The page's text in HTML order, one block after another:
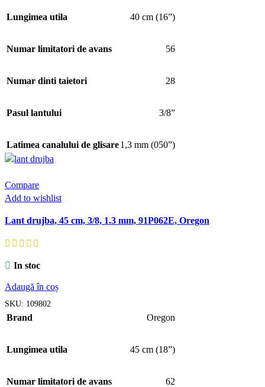
Lungimea utila 40 cm (16”)
Numar limitatori de avans 56
Numar dinti taietori 28
Pasul lantului 3/8”
Latimea canalului de glisare1,3 mm (050”)
Compare
Add to wishlist
Lant drujba, 45 cm, 3/8, 1.3 mm, 91P062E, Oregon
In stoc
Adaugă în coș
SKU: 109802
Brand Oregon
Lungimea utila 45 cm (18”)
Numar limitatori de avans 62